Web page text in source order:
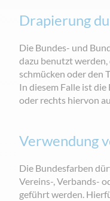
Drapierung
Die Bundes- und
dazu benutzt werden,
schmücken oder den
In diesem Falle ist
oder rechts hiervon
Verwendung
Die Bundesfarben
Vereins-, Verbands-
geführt werden.